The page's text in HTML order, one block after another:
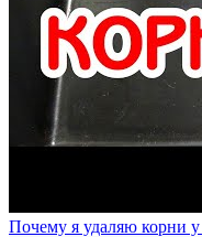
Почему я удаляю корни у